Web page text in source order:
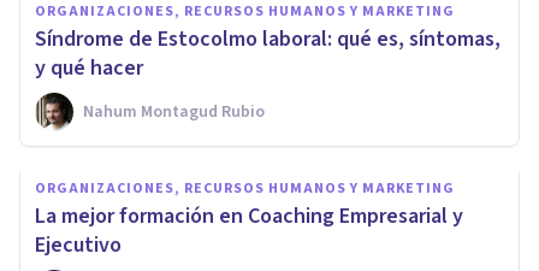
ORGANIZACIONES, RECURSOS HUMANOS Y MARKETING
Síndrome de Estocolmo laboral: qué es, síntomas,
y qué hacer
Nahum Montagud Rubio
ORGANIZACIONES, RECURSOS HUMANOS Y MARKETING
La mejor formación en Coaching Empresarial y
Ejecutivo